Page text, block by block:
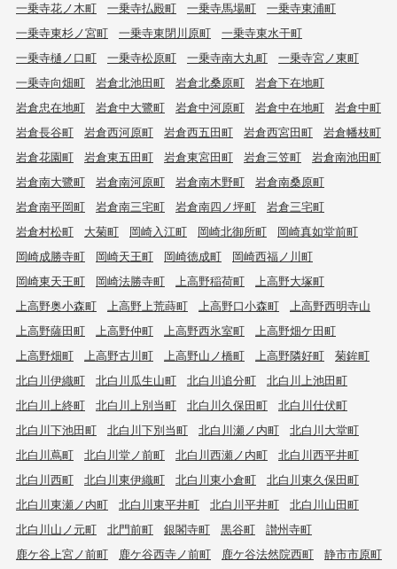
一乗寺花ノ木町 一乗寺払殿町 一乗寺馬場町
一乗寺東浦町
一乗寺東杉ノ宮町
一乗寺東閉川原町
一乗寺東水干町
一乗寺樋ノ口町
一乗寺松原町 一乗寺南大丸町
一乗寺宮ノ東町
一乗寺向畑町
岩倉北池田町 岩倉北桑原町
岩倉下在地町
岩倉忠在地町
岩倉中大鷺町 岩倉中河原町 岩倉中在地町
岩倉中町
岩倉長谷町
岩倉西河原町 岩倉西五田町 岩倉西宮田町
岩倉幡枝町
岩倉花園町
岩倉東五田町 岩倉東宮田町 岩倉三笠町
岩倉南池田町
岩倉南大鷺町
岩倉南河原町 岩倉南木野町
岩倉南桑原町
岩倉南平岡町
岩倉南三宅町 岩倉南四ノ坪町
岩倉三宅町
岩倉村松町
大菊町 岡崎入江町 岡崎北御所町
岡崎真如堂前町
岡崎成勝寺町
岡崎天王町 岡崎徳成町
岡崎西福ノ川町
岡崎東天王町
岡崎法勝寺町 上高野稲荷町
上高野大塚町
上高野奥小森町
上高野上荒蒔町 上高野口小森町
上高野西明寺山
上高野薩田町
上高野仲町 上高野西氷室町
上高野畑ケ田町
上高野畑町
上高野古川町 上高野山ノ橋町 上高野隣好町
菊鉾町
北白川伊織町
北白川瓜生山町 北白川追分町
北白川上池田町
北白川上終町
北白川上別当町 北白川久保田町
北白川仕伏町
北白川下池田町
北白川下別当町 北白川瀬ノ内町
北白川大堂町
北白川蔦町
北白川堂ノ前町 北白川西瀬ノ内町
北白川西平井町
北白川西町
北白川東伊織町 北白川東小倉町
北白川東久保田町
北白川東瀬ノ内町
北白川東平井町 北白川平井町
北白川山田町
北白川山ノ元町
北門前町 銀閣寺町 黒谷町
讃州寺町
鹿ケ谷上宮ノ前町
鹿ケ谷西寺ノ前町 鹿ケ谷法然院西町
静市市原町